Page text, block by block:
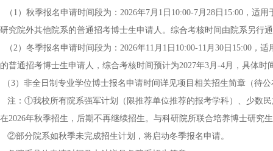
（1）秋季报名申请时间段为：2026年7月1日10:00-7月28日15:00，适
研究院外其他院系的普通招考博士生申请人。综合考核时间由院系另行
（2）冬季报名申请时间段为：2026年11月1日10:00-11月30日15:00，
的普通招考博士生申请人，综合考核时间预计为2027年3月-4月，具体时
（3）非全日制专业学位博士报名申请时间详见项目相关招生简章（待
注：①我校所有院系强军计划（限推荐单位推荐的报考学科）、少数
在2026年秋季招生，后期不再继续招生。与科研院所联合培养博士研究
②部分院系如秋季未完成招生计划，将启动冬季报名申请。